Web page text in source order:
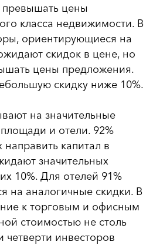
цены
класса недвижимости. В
ориентирующиеся на
скидок в цене, но
цены предложения.
скидку ниже 10%.
на значительные
и отели. 92%
капитал в
значительных
10%. Для отелей 91%
на аналогичные скидки. В
к торговым и офисным
стоимостью не столь
четверти инвесторов